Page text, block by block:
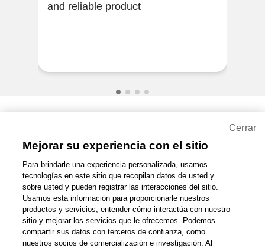
and reliable product
1-800-679-9691 | Contáctenos | Términos de Uso | Accesibilidad
Política de Privacidad | WA Privacy Policy | Mapa del sitio
Zona de Bienestar | © 1999 - 2026 CVS.com
Mejorar su experiencia con el sitio
Para brindarle una experiencia personalizada, usamos
tecnologías en este sitio que recopilan datos de usted y
sobre usted y pueden registrar las interacciones del sitio.
Usamos esta información para proporcionarle nuestros
productos y servicios, entender cómo interactúa con nuestro
sitio y mejorar los servicios que le ofrecemos. Podemos
compartir sus datos con terceros de confianza, como
nuestros socios de comercialización e investigación. Al
Cerrar